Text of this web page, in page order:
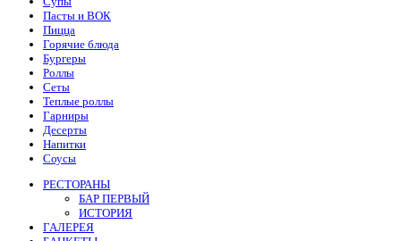
Пасты и ВОК
Пицца
Горячие блюда
Бургеры
Роллы
Сеты
Теплые роллы
Гарниры
Десерты
Напитки
Соусы
РЕСТОРАНЫ
БАР ПЕРВЫЙ
ИСТОРИЯ
ГАЛЕРЕЯ